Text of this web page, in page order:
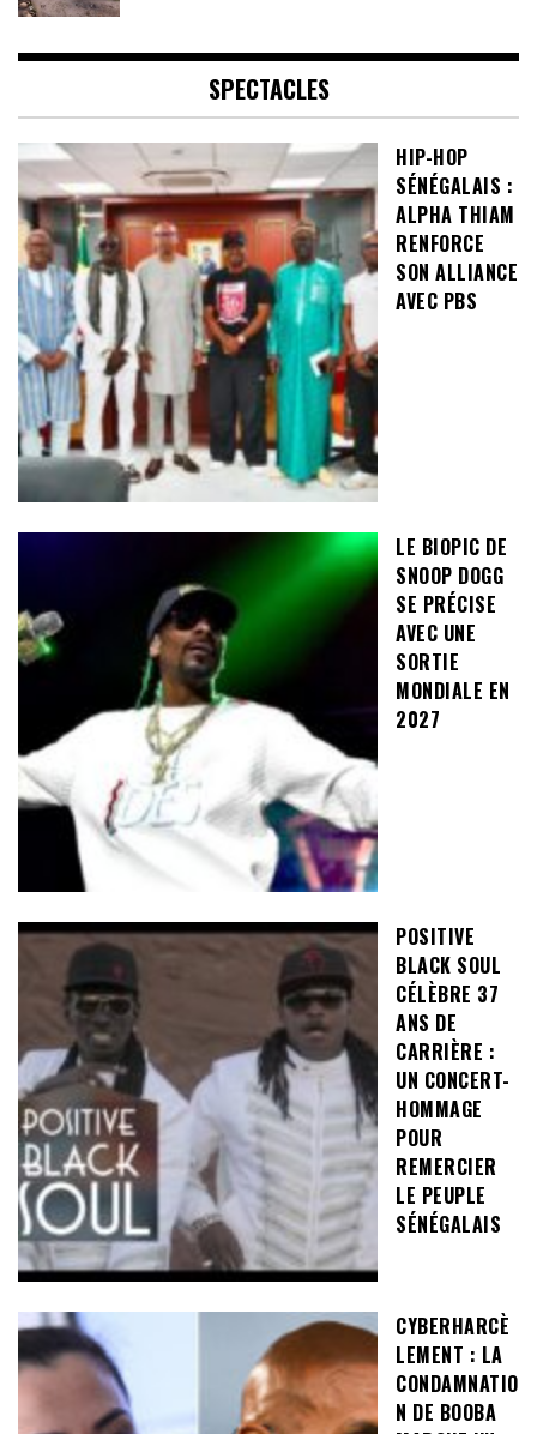
SPECTACLES
HIP-HOP
SÉNÉGALAIS :
ALPHA THIAM
RENFORCE
SON ALLIANCE
AVEC PBS
LE BIOPIC DE
SNOOP DOGG
SE PRÉCISE
AVEC UNE
SORTIE
MONDIALE EN
2027
POSITIVE
BLACK SOUL
CÉLÈBRE 37
ANS DE
CARRIÈRE :
UN CONCERT-
HOMMAGE
POUR
REMERCIER
LE PEUPLE
SÉNÉGALAIS
CYBERHARCÈ
LEMENT : LA
CONDAMNATIO
N DE BOOBA